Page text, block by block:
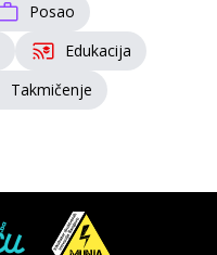
Posao
Edukacija
Takmičenje